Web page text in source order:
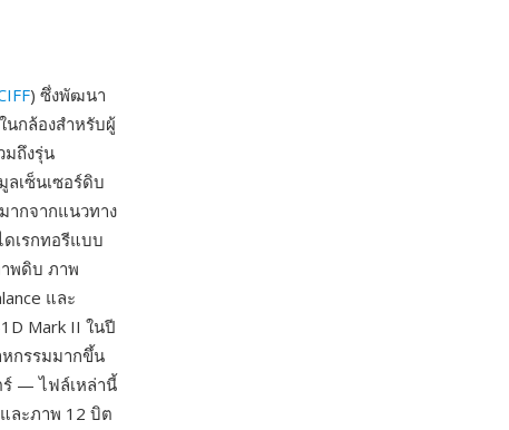
) ซึ่งพัฒนา
นกล้องสำหรับผู้
ถึงรุ่น
ลเซ็นเซอร์ดิบ
ากจากแนวทาง
ดเรกทอรีแบบ
พดิบ ภาพ
และ
Mark II ในปี
หกรรมมากขึ้น
ร์ — ไฟล์เหล่านี้
ละภาพ 12 บิต